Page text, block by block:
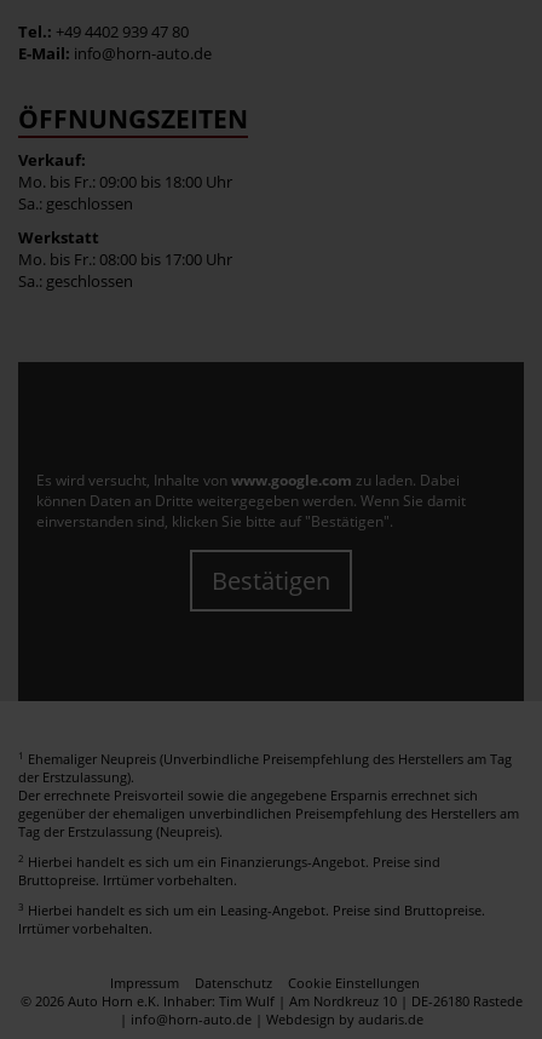
Tel.: +49 4402 939 47 80
E-Mail: info@horn-auto.de
ÖFFNUNGSZEITEN
Verkauf:
Mo. bis Fr.: 09:00 bis 18:00 Uhr
Sa.: geschlossen
Werkstatt
Mo. bis Fr.: 08:00 bis 17:00 Uhr
Sa.: geschlossen
Es wird versucht, Inhalte von www.google.com zu laden. Dabei
können Daten an Dritte weitergegeben werden. Wenn Sie damit
einverstanden sind, klicken Sie bitte auf "Bestätigen".
Bestätigen
1 Ehemaliger Neupreis (Unverbindliche Preisempfehlung des Herstellers am Tag
der Erstzulassung).
Der errechnete Preisvorteil sowie die angegebene Ersparnis errechnet sich
gegenüber der ehemaligen unverbindlichen Preisempfehlung des Herstellers am
Tag der Erstzulassung (Neupreis).
2 Hierbei handelt es sich um ein Finanzierungs-Angebot. Preise sind
Bruttopreise. Irrtümer vorbehalten.
3 Hierbei handelt es sich um ein Leasing-Angebot. Preise sind Bruttopreise.
Irrtümer vorbehalten.
Impressum Datenschutz
Cookie Einstellungen
© 2026 Auto Horn e.K. Inhaber: Tim Wulf | Am Nordkreuz 10 | DE-26180 Rastede
| info@horn-auto.de | Webdesign by audaris.de